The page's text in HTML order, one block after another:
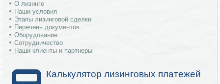
О лизинге
Наши условия
Этапы лизинговой сделки
Перечень документов
Оборудование
Сотрудничество
Наши клиенты и партнеры
Калькулятор лизинговых платежей